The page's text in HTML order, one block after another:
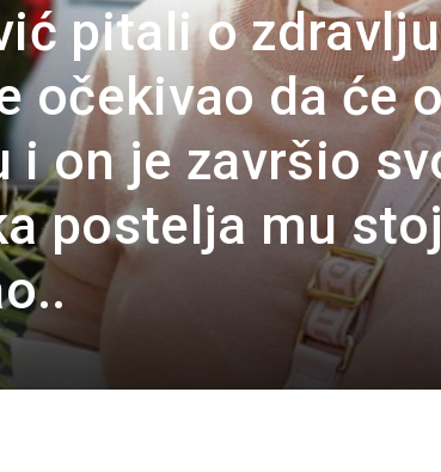
pitali o
očekivao da će
i on je završio
postelja mu